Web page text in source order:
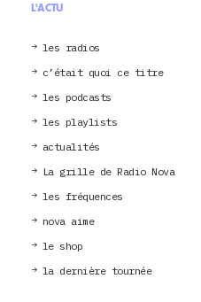
L'ACTU
les radios
c’était quoi ce titre
les podcasts
les playlists
actualités
La grille de Radio Nova
les fréquences
nova aime
le shop
la dernière tournée